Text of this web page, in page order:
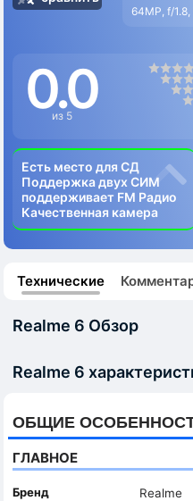
64MP, f/
0.0
из 5
Есть место для СД
Поддержка двух СИМ
поддерживает FM Радио
Качественная камера
Технические
Realme 6 Обзор
Realme 6
ОБЩИЕ
ГЛАВНОЕ
Бренд Realme